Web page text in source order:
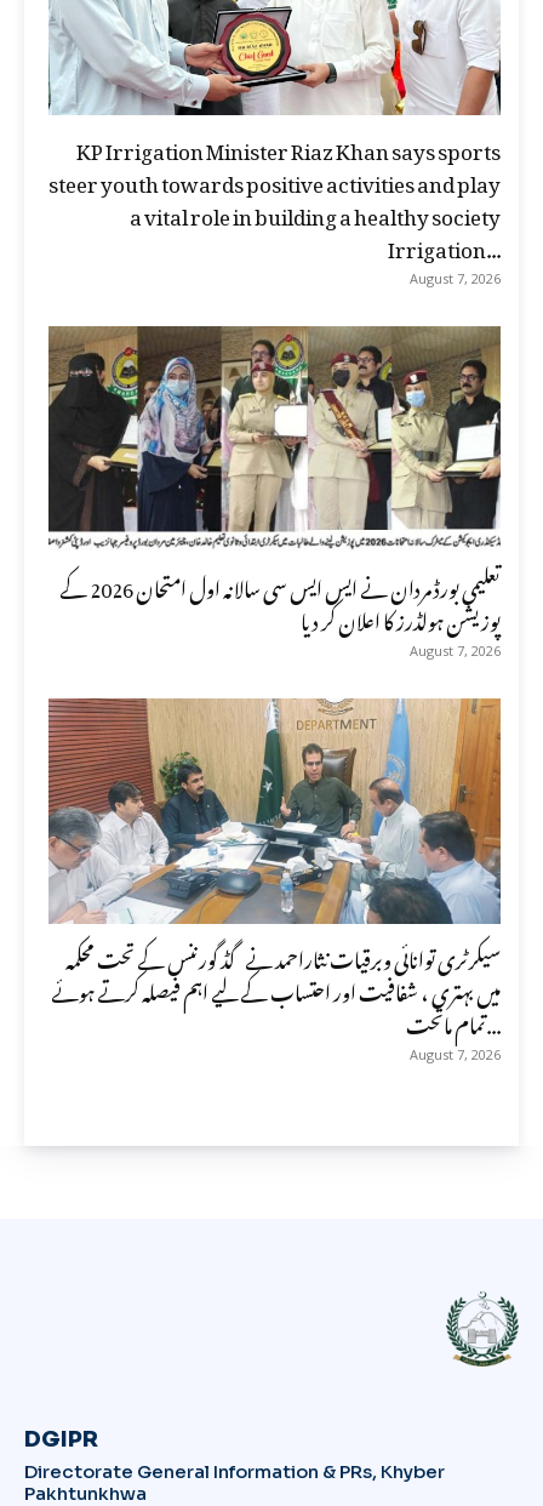
KP Irrigation Minister Riaz Khan says sports
steer youth towards positive activities and play
a vital role in building a healthy society
Irrigation...
August 7, 2026
تعلیمی بورڈ مردان نے ایس ایس سی سالانہ اول امتحان 2026 کے
پوزیشن ہولڈرز کا اعلان کر دیا
August 7, 2026
سیکرٹری توانائی وبرقیات نثاراحمد نے گڈ گورننس کے تحت محکمہ
میں بہتری ، شفافیت اور احتساب کے لیے اہم فیصلہ کرتے ہوئے
تمام ماتحت...
August 7, 2026
DGIPR
Directorate General Information & PRs, Khyber
Pakhtunkhwa